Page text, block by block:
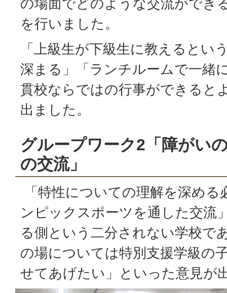
の場面でどのような交流ができ
を行いました。
「上級生が下級生に教えるとい
深まる」「ランチルームで一緒
貫校ならではの行事ができると
出ました。
グループワーク2「障がい
の交流」
「特性についての理解を深め
ンピックスポーツを通した交流
る側という二分されない学校で
の場については特別支援学級の
せてあげたい」といった意見が